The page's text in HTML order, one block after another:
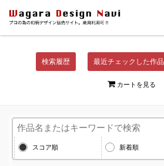
検索履歴 最近チェックした作品
カートを見る
スコア順 新着順